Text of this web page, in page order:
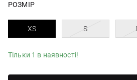
РОЗМІР
XS S
Тільки 1 в наявності!